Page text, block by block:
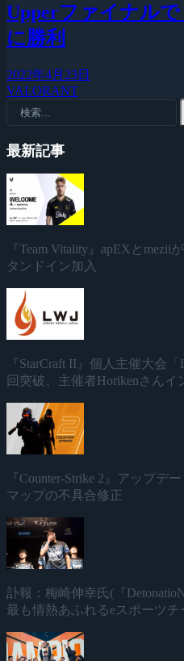
Upperファイナルで
に勝利
2022年4月23日
VALORANT
最新記事
『Team Vitality』apEXと
タンドイン加入
『StarCraft II』個人主催大会「
回突破、主催者Horikenさんイ
『Counter-Strike 2』アップデ
マップの不具合修正
訃報：梅崎伸幸氏(『
最も情熱あふれるeスポーツチ